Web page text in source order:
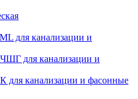
для канализации и
для канализации и
для канализации и фасонные